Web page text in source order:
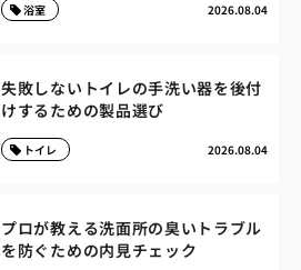
2026.08.04
浴室
失敗しないトイレの手洗い器を後付
けするための製品選び
2026.08.04
トイレ
プロが教える洗面所の臭いトラブル
を防ぐための内見チェック